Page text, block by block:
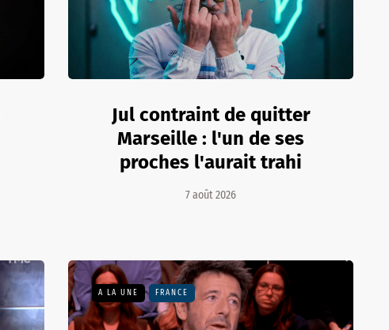
Jul contraint de quitter
Marseille : l'un de ses
proches l'aurait trahi
7 août 2026
A LA UNE FRANCE